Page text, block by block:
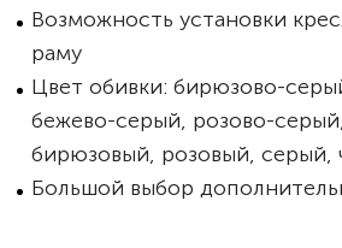
Возможность установки
раму
Цвет обивки: бирюзово-
бежево-серый, розово-
бирюзовый, розовый, серый,
Большой выбор